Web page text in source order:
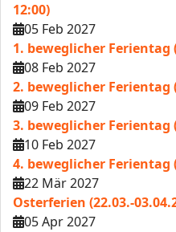
12:00)
05 Feb 2027
1. beweglicher
08 Feb 2027
2. beweglicher Ferientag
09 Feb 2027
3. beweglicher Ferientag
10 Feb 2027
4. beweglicher
22 Mär 2027
Osterferien (22.03.-
05 Apr 2027